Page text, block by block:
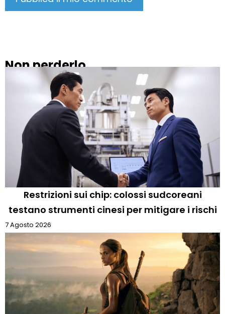
Non perderlo
Restrizioni sui chip: colossi sudcoreani
testano strumenti cinesi per mitigare i rischi
7 Agosto 2026